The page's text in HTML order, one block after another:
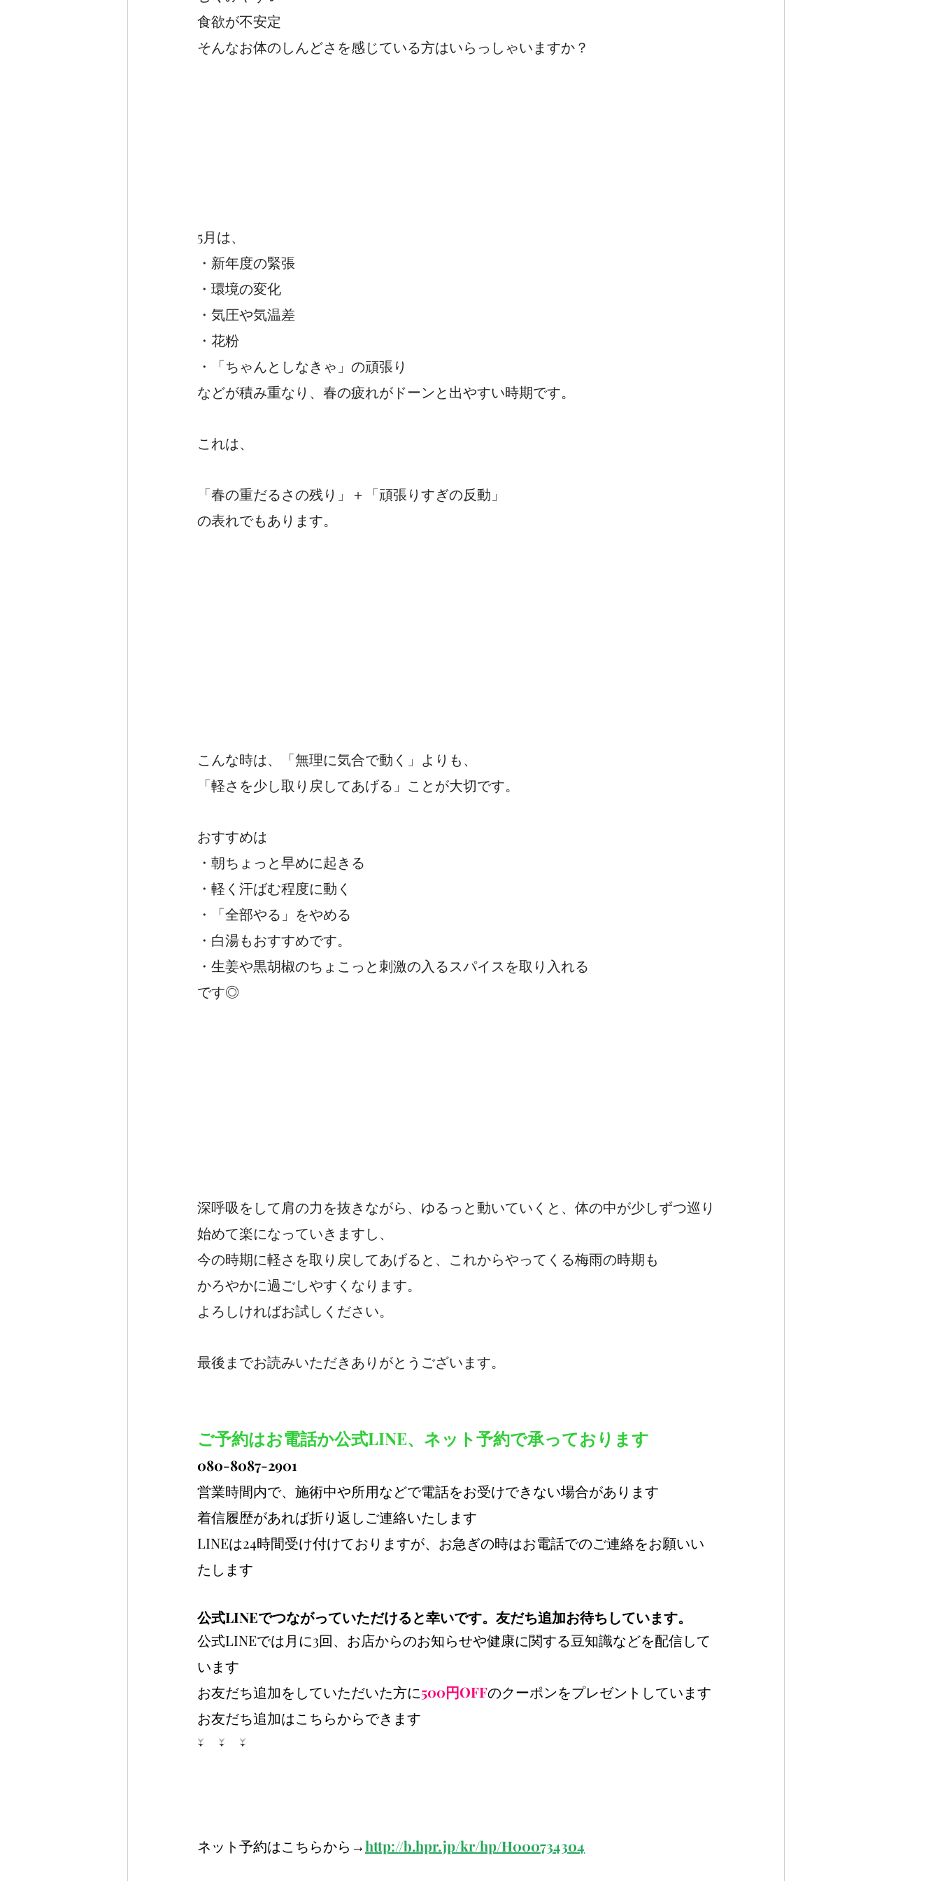
食欲が不安定
そんなお体のしんどさを感じている方はいらっしゃいますか？
5月は、
・新年度の緊張
・環境の変化
・気圧や気温差
・花粉
・「ちゃんとしなきゃ」の頑張り
などが積み重なり、春の疲れがドーンと出やすい時期です。
これは、
「春の重だるさの残り」＋「頑張りすぎの反動」
の表れでもあります。
こんな時は、「無理に気合で動く」よりも、
「軽さを少し取り戻してあげる」ことが大切です。
おすすめは
・朝ちょっと早めに起きる
・軽く汗ばむ程度に動く
・「全部やる」をやめる
・白湯もおすすめです。
・生姜や黒胡椒のちょこっと刺激の入るスパイスを取り入れる
です◎
深呼吸をして肩の力を抜きながら、ゆるっと動いていくと、体の中が少しずつ巡り
始めて楽になっていきますし、
今の時期に軽さを取り戻してあげると、これからやってくる梅雨の時期も
かろやかに過ごしやすくなります。
よろしければお試しください。
最後までお読みいただきありがとうございます。
ご予約はお電話か公式LINE、ネット予約で承っております
080-8087-2901
営業時間内で、施術中や所用などで電話をお受けできない場合があります
着信履歴があれば折り返しご連絡いたします
LINEは24時間受け付けておりますが、お急ぎの時はお電話でのご連絡をお願いい
たします
公式LINEでつながっていただけると幸いです。友だち追加お待ちしています。
公式LINEでは月に3回、お店からのお知らせや健康に関する豆知識などを配信して
います
お友だち追加をしていただいた方に500円OFFのクーポンをプレゼントしています
お友だち追加はこちらからできます
↓　↓　↓
ネット予約はこちらから→http://b.hpr.jp/kr/hp/H000734304